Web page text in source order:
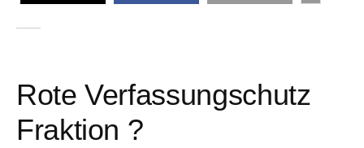
Rote Verfassungschutz
Fraktion ?